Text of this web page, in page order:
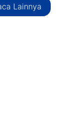
Lainnya